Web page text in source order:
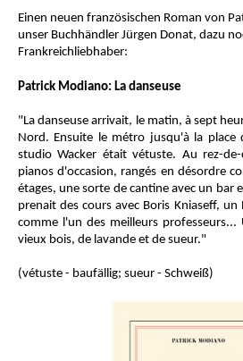
Einen neuen französischen Roman von
unser Buchhändler Jürgen Donat, dazu
Frankreichliebhaber:
Patrick Modiano: La danseuse
"La danseuse arrivait, le matin, à sept
Nord. Ensuite le métro jusqu'à la place
studio Wacker était vétuste. Au rez-
pianos d'occasion, rangés en désordre
étages, une sorte de cantine avec un bar
prenait des cours avec Boris Kniaseff,
comme l'un des meilleurs
vieux bois, de lavande et de sueur."
(vétuste - baufällig; sueur - Schweiß)